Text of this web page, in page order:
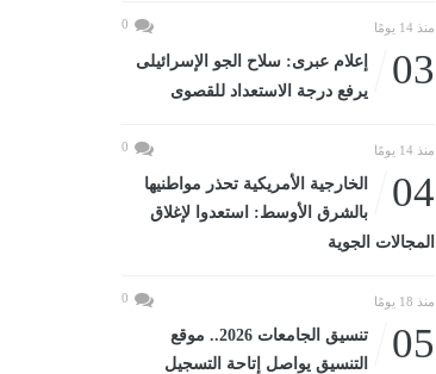
منذ 14 يومًا 0
03
إعلام عبرى: سلاح الجو الإسرائيلى
يرفع درجة الاستعداد للقصوى
منذ 14 يومًا 0
04
الخارجية الأمريكية تحذر مواطنيها
بالشرق الأوسط: استعدوا لإغلاق
المجالات الجوية
منذ 18 يومًا 0
05
تنسيق الجامعات 2026.. موقع
التنسيق يواصل إتاحة التسجيل